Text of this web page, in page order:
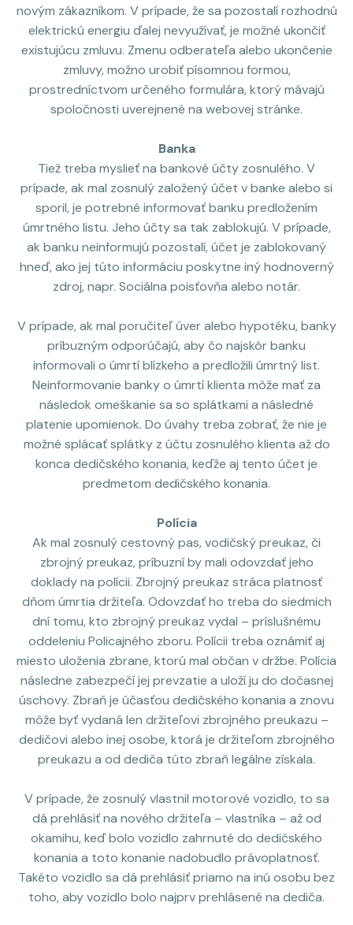
novým zákazníkom. V prípade, že sa pozostalí rozhodnú
elektrickú energiu ďalej nevyužívať, je možné ukončiť
existujúcu zmluvu. Zmenu odberateľa alebo ukončenie
zmluvy, možno urobiť písomnou formou,
prostredníctvom určeného formulára, ktorý mávajú
spoločnosti uverejnené na webovej stránke.
Banka
Tiež treba myslieť na bankové účty zosnulého. V
prípade, ak mal zosnulý založený účet v banke alebo si
sporil, je potrebné informovať banku predložením
úmrtného listu. Jeho účty sa tak zablokujú. V prípade,
ak banku neinformujú pozostalí, účet je zablokovaný
hneď, ako jej túto informáciu poskytne iný hodnoverný
zdroj, napr. Sociálna poisťovňa alebo notár.
V prípade, ak mal poručiteľ úver alebo hypotéku, banky
príbuzným odporúčajú, aby čo najskôr banku
informovali o úmrtí blízkeho a predložili úmrtný list.
Neinformovanie banky o úmrtí klienta môže mať za
následok omeškanie sa so splátkami a následné
platenie upomienok. Do úvahy treba zobrať, že nie je
možné splácať splátky z účtu zosnulého klienta až do
konca dedičského konania, keďže aj tento účet je
predmetom dedičského konania.
Polícia
Ak mal zosnulý cestovný pas, vodičský preukaz, či
zbrojný preukaz, príbuzní by mali odovzdať jeho
doklady na polícii. Zbrojný preukaz stráca platnosť
dňom úmrtia držiteľa. Odovzdať ho treba do siedmich
dní tomu, kto zbrojný preukaz vydal – príslušnému
oddeleniu Policajného zboru. Polícii treba oznámiť aj
miesto uloženia zbrane, ktorú mal občan v držbe. Polícia
následne zabezpečí jej prevzatie a uloží ju do dočasnej
úschovy. Zbraň je účasťou dedičského konania a znovu
môže byť vydaná len držiteľovi zbrojného preukazu –
dedičovi alebo inej osobe, ktorá je držiteľom zbrojného
preukazu a od dediča túto zbraň legálne získala.
V prípade, že zosnulý vlastnil motorové vozidlo, to sa
dá prehlásiť na nového držiteľa – vlastníka – až od
okamihu, keď bolo vozidlo zahrnuté do dedičského
konania a toto konanie nadobudlo právoplatnosť.
Takéto vozidlo sa dá prehlásiť priamo na inú osobu bez
toho, aby vozidlo bolo najprv prehlásené na dediča.